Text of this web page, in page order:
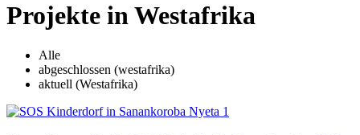
Projekte in Westafrika
Alle
abgeschlossen (westafrika)
aktuell (Westafrika)